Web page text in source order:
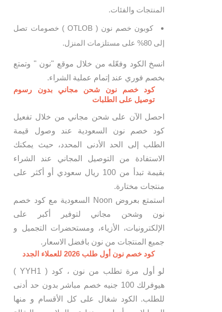
المنتجات والفئات.
كوبون خصم نون ( OTLOB ) خصومات تصل
إلى 80% على مستلزمات المنزل.
انسخ الكود وفعّله من خلال موقع "نون " وتمتع
بخصم فوري عند إتمام عملية الشراء.
كود خصم نون شحن مجاني بدون رسوم
توصيل على الطلبات
احصل الآن على شحن مجاني من خلال تفعيل
كود خصم نون السعودية عند وصول قيمة
الطلب إلى الحد الأدنى المحدد، حيث يمكنك
الاستفادة من التوصيل المجاني عند الشراء
بقيمة تبدأ من 100 ريال سعودي أو أكثر على
منتجات مختارة.
استمتع بعروض Noon السعودية مع كود خصم
نون وشحن مجاني لتوفير أكبر على
الإلكترونيات، الأزياء، ومستحضرات التجميل و
جميع المنتجات من نون بافضل الاسعار.
كود خصم نون أول طلب 2026 للعملاء الجدد
لو أول مرة تطلب من نون ، كود ( YYH1 )
هيوفرلك 100 جنيه خصم مباشر بدون حد أدنى
للطلب. الكود شغال على كل الأقسام و منها